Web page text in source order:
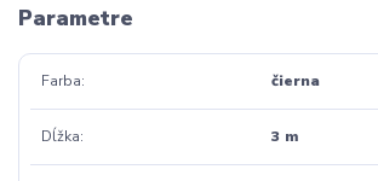
Parametre
Farba čierna
Dĺžka 3 m